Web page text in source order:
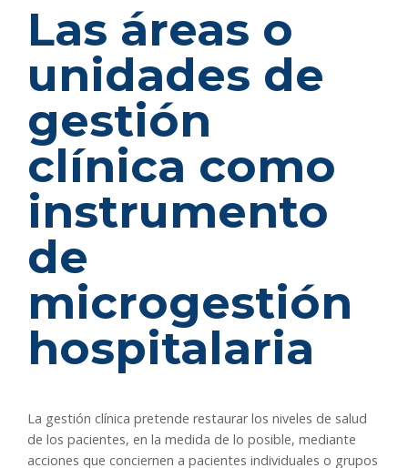
Las áreas o
unidades de
gestión
clínica como
instrumento
de
microgestión
hospitalaria
La gestión clínica pretende restaurar los niveles de salud
de los pacientes, en la medida de lo posible, mediante
acciones que conciernen a pacientes individuales o grupos